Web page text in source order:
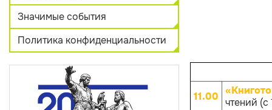
Значимые события
Политика конфиденциальности
11.00 чтений (с